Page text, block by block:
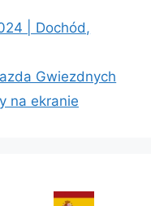
| Dochód,
Gwiezdnych
na ekranie